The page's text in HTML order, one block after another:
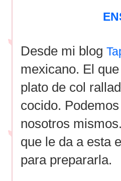
Desde mi blog
mexicano. El
plato de col
cocido.
nosotros
que le da a esta
para prepararla.